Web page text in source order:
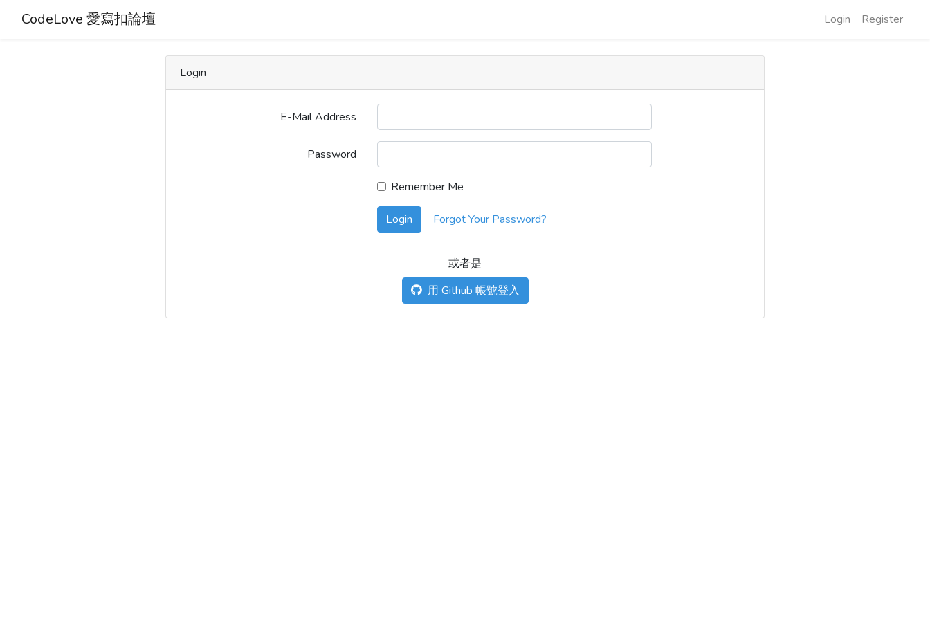
CodeLove 愛寫扣論壇 Login Register
Login
E-Mail Address
Password
Remember Me
Login Forgot Your Password?
或者是
用 Github 帳號登入